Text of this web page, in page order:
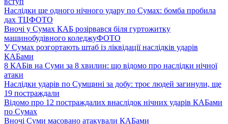
Наслідки ще одного нічного удару по Сумах: бомба пробила
дах ТЦФОТО
Вночі у Сумах КАБ розірвався біля гуртожитку
машинобудівного коледжуФОТО
У Сумах розгортають штаб із ліквідації наслідків ударів
КАБами
8 КАБів на Суми за 8 хвилин: що відомо про наслідки нічної
атаки
Наслідки ударів по Сумщині за добу: троє людей загинули, ще
19 постраждали
Відомо про 12 постраждалих внаслідок нічних ударів КАБами
по Сумах
Вночі Суми масовано атакували КАБами